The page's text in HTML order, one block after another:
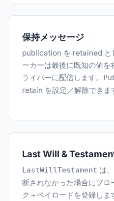
保持メッセージ
publication を retained と
ーカーは最後に既知の値を
ライバーに配信します。
retain を設定／解除できま
Last Will &
LastWillTestament は
断されなかった場合にブロ
ク＋ペイロードを登録し